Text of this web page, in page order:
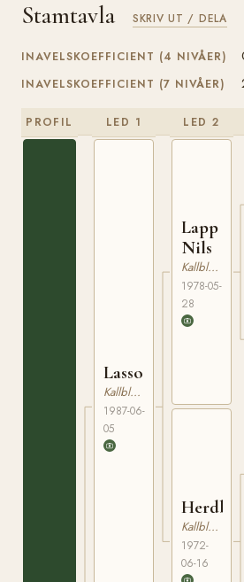
Stamtavla SKRIV UT / DELA
INAVELSKOEFFICIENT (4 NIVÅER)
INAVELSKOEFFICIENT (7 NIVÅER)
PROFIL LED 1
Lasso
Kallblodig Travare
1987-06-
05
LED 2
Lapp
Nils
Kallblodig Travare
1978-05-
28
Kallblodig Travare
1972-
06-16